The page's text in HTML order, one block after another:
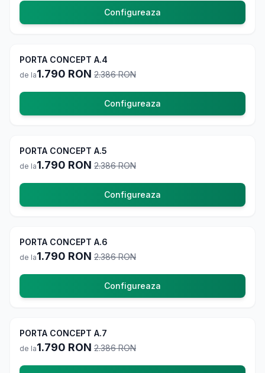
Configureaza
-25%
PORTA CONCEPT A.4
de la1.790 RON 2.386RON
Configureaza
-25%
PORTA CONCEPT A.5
de la1.790 RON 2.386RON
Configureaza
-25%
PORTA CONCEPT A.6
de la1.790 RON 2.386RON
Configureaza
-25%
PORTA CONCEPT A.7
de la1.790 RON 2.386RON